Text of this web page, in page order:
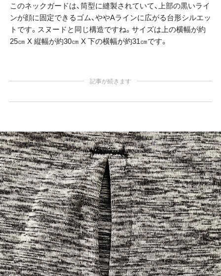
このネックガードは、筒型に縫製されていて、上部の黒いライ
ンが顔に固定できるゴム、ややAラインに広がる台形シルエッ
トです。スヌードと同じ構造ですね。サイズは上の横幅が約
25㎝ X 縦幅が約30㎝ X 下の横幅が約31㎝です。
記事が続きます